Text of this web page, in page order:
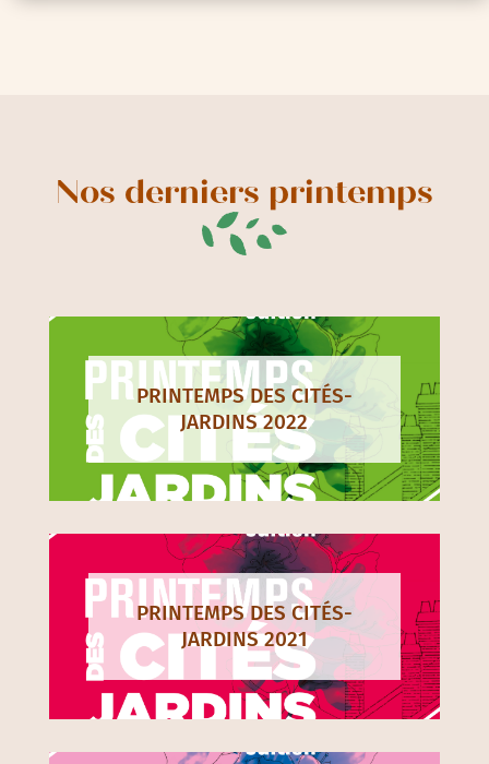
Nos derniers printemps
PRINTEMPS DES CITÉS-
JARDINS 2022
PRINTEMPS DES CITÉS-
JARDINS 2021